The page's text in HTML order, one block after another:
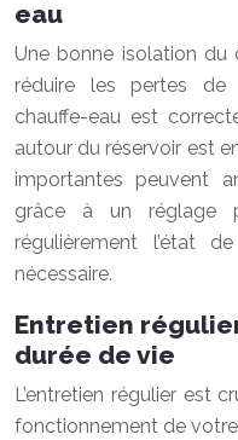
eau
Une bonne isolation du
réduire les pertes de
chauffe-eau est
autour du réservoir est
importantes peuvent
grâce à un réglage
régulièrement l’état
nécessaire.
Entretien
durée de vie
L’entretien régulier est
fonctionnement de